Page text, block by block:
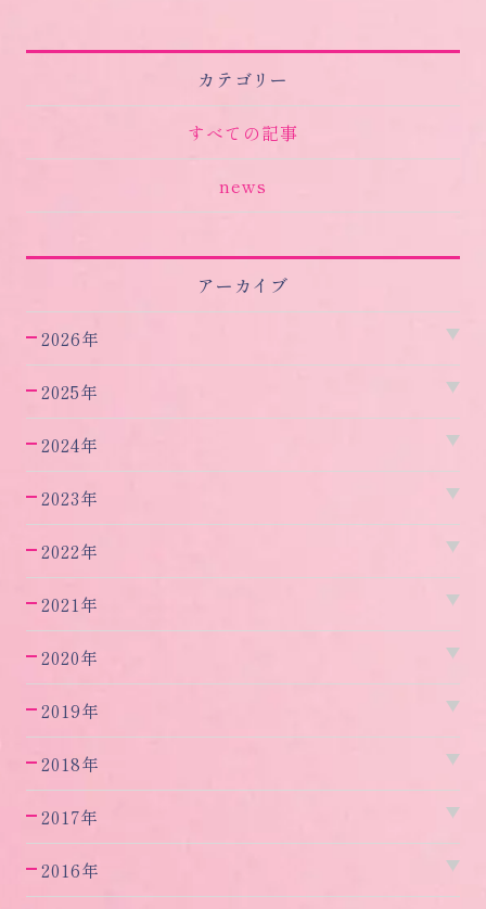
カテゴリー
すべての記事
news
アーカイブ
2026年
2025年
2024年
2023年
2022年
2021年
2020年
2019年
2018年
2017年
2016年